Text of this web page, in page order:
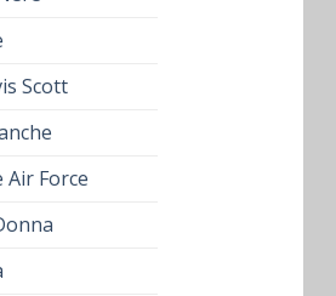
Scott
Air Force